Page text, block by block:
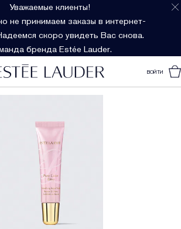
Уважаемые клиенты!
не принимаем заказы в интернет-
скоро увидеть Вас снова.
бренда Estée Lauder.
ВОЙТИ